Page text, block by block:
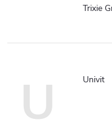
Trixie
U Univit